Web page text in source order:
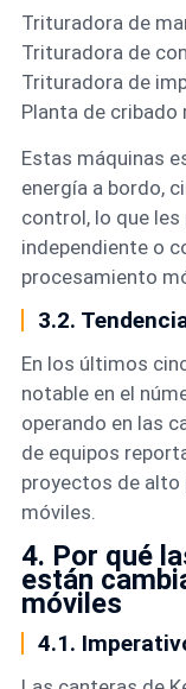
Trituradora de
Trituradora de
Trituradora de
Planta de cribado
Estas máquinas
energía a bordo,
control, lo que
independiente o
procesamiento
3.2.
En los últimos
notable en el
operando en las
de equipos
proyectos de alto
móviles.
4. Por qué
están
móviles
4.1.